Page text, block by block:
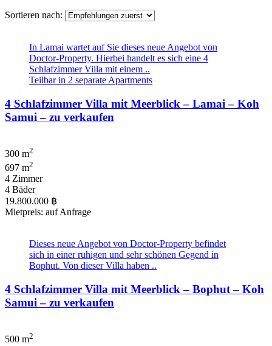
Sortieren nach:
In Lamai wartet auf Sie dieses neue Angebot von
Doctor-Property. Hierbei handelt es sich eine 4
Schlafzimmer Villa mit einem ..
Teilbar in 2 separate Apartments
4 Schlafzimmer Villa mit Meerblick – Lamai – Koh
Samui – zu verkaufen
300 m2
697 m2
4 Zimmer
4 Bäder
19.800.000 ฿
Mietpreis: auf Anfrage
Dieses neue Angebot von Doctor-Property befindet
sich in einer ruhigen und sehr schönen Gegend in
Bophut. Von dieser Villa haben ..
4 Schlafzimmer Villa mit Meerblick – Bophut – Koh
Samui – zu verkaufen
500 m2